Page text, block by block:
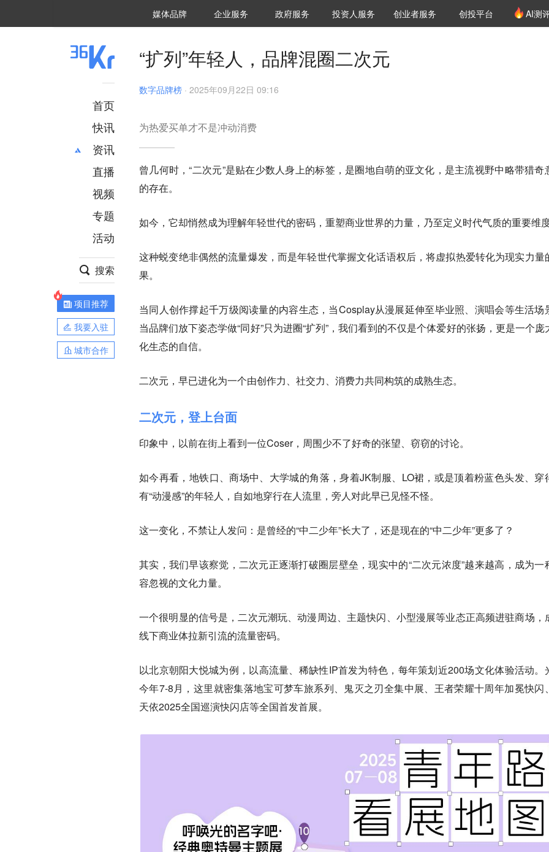
媒体品牌 36Kr研究院
企业服务 城市之窗
政府服务 VClub投资机构库
投资机构职位推介
投资人服务 创投氪堂
创业者服务 创投平台 AI测
首页
快讯
资讯
推荐
财经
项目推荐
安徽
直播
视频
专题
活动
搜索
项目推荐
我要入驻
城市合作
“扩列”年轻人，品牌混圈二次元
数字品牌榜 · 2025年09月22日 09:16
为热爱买单才不是冲动消费
曾几何时，“二次元”是贴在少数人身上的标签，是圈地自萌的亚文化，是主流视野中略带猎奇
的存在。
如今，它却悄然成为理解年轻世代的密码，重塑商业世界的力量，乃至定义时代气质的重要维
这种蜕变绝非偶然的流量爆发，而是年轻世代掌握文化话语权后，将虚拟热爱转化为现实力量
果。
当同人创作撑起千万级阅读量的内容生态，当Cosplay从漫展延伸至毕业照、演唱会等生活场
当品牌们放下姿态学做“同好”只为进圈“扩列”，我们看到的不仅是个体爱好的张扬，更是一个庞
化生态的自信。
二次元，早已进化为一个由创作力、社交力、消费力共同构筑的成熟生态。
二次元，登上台面
印象中，以前在街上看到一位Coser，周围少不了好奇的张望、窃窃的讨论。
如今再看，地铁口、商场中、大学城的角落，身着JK制服、LO裙，或是顶着粉蓝色头发、穿
有“动漫感”的年轻人，自如地穿行在人流里，旁人对此早已见怪不怪。
这一变化，不禁让人发问：是曾经的“中二少年”长大了，还是现在的“中二少年”更多了？
其实，我们早该察觉，二次元正逐渐打破圈层壁垒，现实中的“二次元浓度”越来越高，成为一
容忽视的文化力量。
一个很明显的信号是，二次元潮玩、动漫周边、主题快闪、小型漫展等业态正高频进驻商场，
线下商业体拉新引流的流量密码。
以北京朝阳大悦城为例，以高流量、稀缺性IP首发为特色，每年策划近200场文化体验活动。
今年7-8月，这里就密集落地宝可梦车旅系列、鬼灭之刃全集中展、王者荣耀十周年加冕快闪
天依2025全国巡演快闪店等全国首发首展。